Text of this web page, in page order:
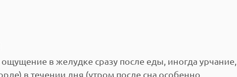
в желудке сразу после еды, иногда урчание,
в течении дня (утром после сна особенно